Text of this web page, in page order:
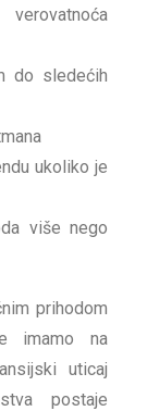
do sledećih
ukoliko je
više nego
prihodom
imamo na
uticaj
postaje